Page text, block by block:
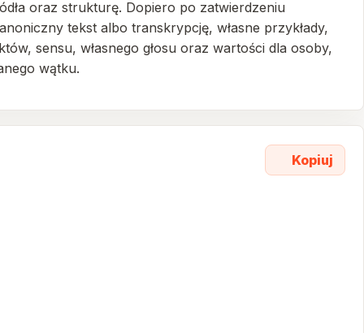
oraz strukturę. Dopiero po zatwierdzeniu
tekst albo transkrypcję, własne przykłady,
sensu, własnego głosu oraz wartości dla osoby,
wątku.
Kopiuj